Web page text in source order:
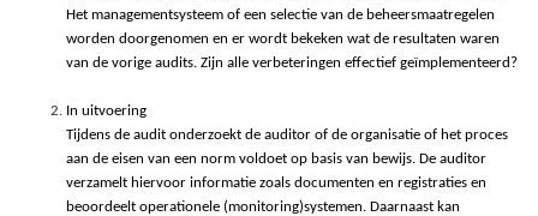
Het managementsysteem of een selectie van de beheersmaatregelen
worden doorgenomen en er wordt bekeken wat de resultaten waren
van de vorige audits. Zijn alle verbeteringen effectief geïmplementeerd?
In uitvoering
Tijdens de audit onderzoekt de auditor of de organisatie of het proces
aan de eisen van een norm voldoet op basis van bewijs. De auditor
verzamelt hiervoor informatie zoals documenten en registraties en
beoordeelt operationele (monitoring)systemen. Daarnaast kan